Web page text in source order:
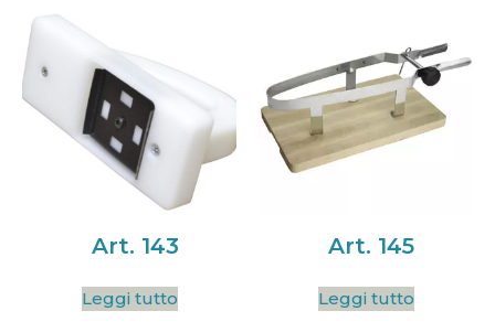
Art. 143
Leggi tutto
Art. 145
Leggi tutto